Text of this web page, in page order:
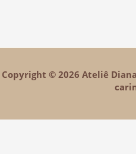
Copyright © 2026 Ateliê